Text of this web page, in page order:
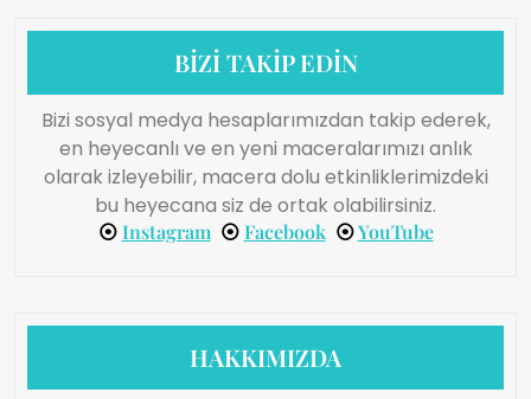
BİZİ TAKİP EDİN
Bizi sosyal medya hesaplarımızdan takip ederek,
en heyecanlı ve en yeni maceralarımızı anlık
olarak izleyebilir, macera dolu etkinliklerimizdeki
bu heyecana siz de ortak olabilirsiniz.
⦿Instagram ⦿Facebook⦿YouTube
HAKKIMIZDA